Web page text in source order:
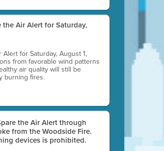
Air Alert for Saturday,
for Saturday, August 1,
from favorable wind patterns
air quality will still be
burning fires.
the Air Alert through
from the Woodside Fire.
devices is prohibited.